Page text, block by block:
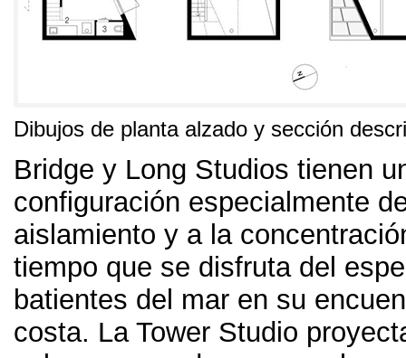
Dibujos de planta alzado y sección
Bridge y Long Studios tienen
configuración especialmente
aislamiento y a la
tiempo que se disfruta del
batientes del mar en su
costa. La Tower Studio